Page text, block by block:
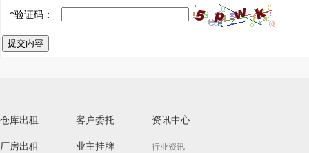
*验证码：
提交内容
仓库出租
厂房出租
客户委托
业主挂牌
资讯中心
行业资讯